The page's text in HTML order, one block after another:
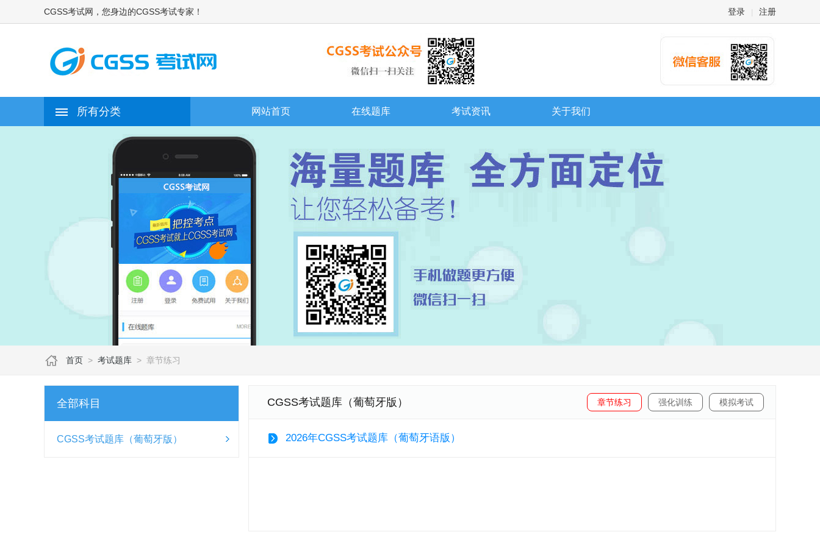
CGSS考试网，您身边的CGSS考试专家！ 登录 注册
所有分类 网站首页 在线题库 考试资讯 关于我们
首页 > 考试题库 > 章节练习
全部科目
CGSS考试题库（葡萄牙版）
CGSS考试题库（葡萄牙版）
2026年CGSS考试题库（葡萄牙语版）